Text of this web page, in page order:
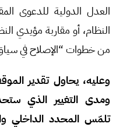
العدل الدولية للدعوى
النظام، أو مقاربة مؤيدي
من خطوات “الإصلاح في سياق
وعليه، يحاول تقدير
ومدى التغيير الذي
تلمّس المحدد الداخلي